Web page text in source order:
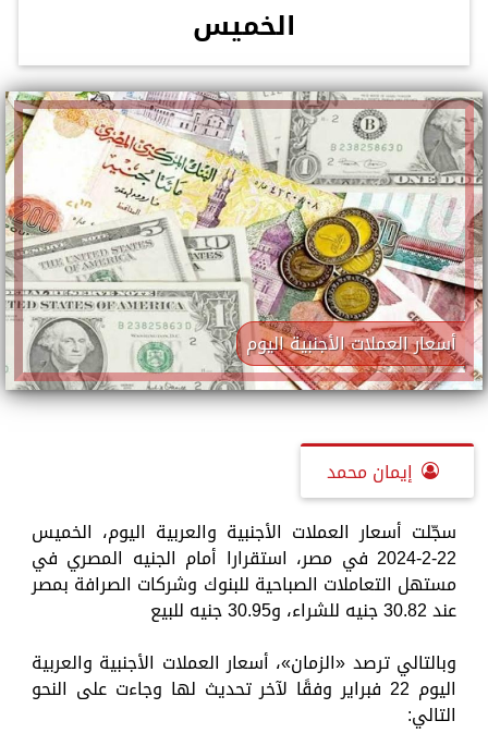
الخميس
أسعار العملات الأجنبية اليوم
إيمان محمد
سجّلت أسعار العملات الأجنبية والعربية اليوم، الخميس
22-2-2024 في مصر، استقرارا أمام الجنيه المصري في
مستهل التعاملات الصباحية للبنوك وشركات الصرافة بمصر
عند 30.82 جنيه للشراء، و30.95 جنيه للبيع
وبالتالي ترصد «الزمان»، أسعار العملات الأجنبية والعربية
اليوم 22 فبراير وفقًا لآخر تحديث لها وجاءت على النحو
التالي: